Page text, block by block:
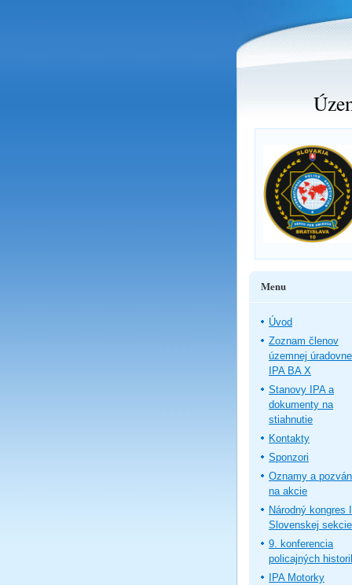
Menu
Úvod
Zoznam členov
územnej úradovne
IPA BA X
Stanovy IPA a
dokumenty na
stiahnutie
Kontakty
Sponzori
Oznamy a
na akcie
Národný kongres
Slovenskej sekcie
9. konferencia
policajných
IPA Motorky